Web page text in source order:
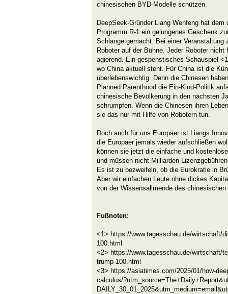
chinesischen BYD-Modelle schützen.
DeepSeek-Gründer Liang Wenfeng hat
Programm R-1 ein gelungenes Geschenk
Schlange gemacht. Bei einer Veranstaltung
Roboter auf der Bühne. Jeder Roboter
agierend. Ein gespenstisches Schauspiel
wo China aktuell steht. Für China ist die
überlebenswichtig. Denn die Chinesen
Planned Parenthood die Ein-Kind-Politik
chinesische Bevölkerung in den nächsten
schrumpfen. Wenn die Chinesen ihren
sie das nur mit Hilfe von Robotern tun.
Doch auch für uns Europäer ist Liangs
die Europäer jemals wieder aufschließen
können sie jetzt die einfache und
und müssen nicht Milliarden
Es ist zu bezweifeln, ob die Eurokratie in
Aber wir einfachen Leute ohne dickes
von der Wissensallmende des
Fußnoten:
<1> https://www.tagesschau.de/wirtschaft/
100.html
<2> https://www.tagesschau.de/wirtschaft/
trump-100.html
<3> https://asiatimes.com/2025/01/how-
calculus/